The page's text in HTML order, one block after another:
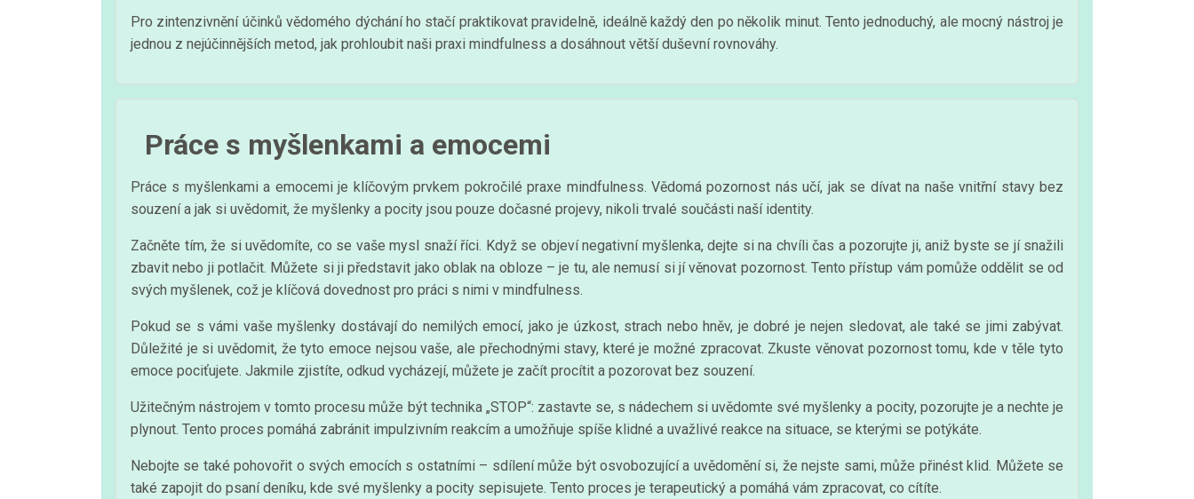
Pro zintenzivnění účinků vědomého dýchání ho stačí praktikovat pravidelně, ideálně každý den po několik minut. Tento jednoduchý, ale mocný nástroj je
jednou z nejúčinnějších metod, jak prohloubit naši praxi mindfulness a dosáhnout větší duševní rovnováhy.
Práce s myšlenkami a emocemi
Práce s myšlenkami a emocemi je klíčovým prvkem pokročilé praxe mindfulness. Vědomá pozornost nás učí, jak se dívat na naše vnitřní stavy bez
souzení a jak si uvědomit, že myšlenky a pocity jsou pouze dočasné projevy, nikoli trvalé součásti naší identity.
Začněte tím, že si uvědomíte, co se vaše mysl snaží říci. Když se objeví negativní myšlenka, dejte si na chvíli čas a pozorujte ji, aniž byste se jí snažili
zbavit nebo ji potlačit. Můžete si ji představit jako oblak na obloze – je tu, ale nemusí si jí věnovat pozornost. Tento přístup vám pomůže oddělit se od
svých myšlenek, což je klíčová dovednost pro práci s nimi v mindfulness.
Pokud se s vámi vaše myšlenky dostávají do nemilých emocí, jako je úzkost, strach nebo hněv, je dobré je nejen sledovat, ale také se jimi zabývat.
Důležité je si uvědomit, že tyto emoce nejsou vaše, ale přechodnými stavy, které je možné zpracovat. Zkuste věnovat pozornost tomu, kde v těle tyto
emoce pociťujete. Jakmile zjistíte, odkud vycházejí, můžete je začít procítit a pozorovat bez souzení.
Užitečným nástrojem v tomto procesu může být technika „STOP“: zastavte se, s nádechem si uvědomte své myšlenky a pocity, pozorujte je a nechte je
plynout. Tento proces pomáhá zabránit impulzivním reakcím a umožňuje spíše klidné a uvažlivé reakce na situace, se kterými se potýkáte.
Nebojte se také pohovořit o svých emocích s ostatními – sdílení může být osvobozující a uvědomění si, že nejste sami, může přinést klid. Můžete se
také zapojit do psaní deníku, kde své myšlenky a pocity sepisujete. Tento proces je terapeutický a pomáhá vám zpracovat, co cítíte.